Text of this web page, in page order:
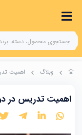
وبلاگ اهمیت
اهمیت تدریس در